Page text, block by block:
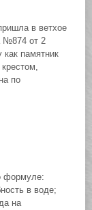
в ветхое
№874 от 2
как памятник
по
формуле:
в воде;
на